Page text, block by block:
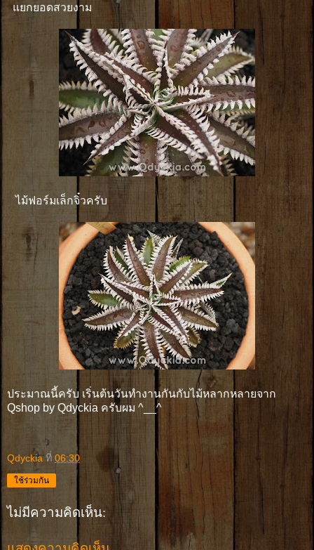
แยกยอดสวยงาม
ไม้ฟอร์มเล็กจิ๋วครับ
ประมาณนี้ครับ เริ่นต้นวันทำงานกันกับไม้หลากหลายจาก
Qshop by Qdyckia ครับผม ^__^
Qdyckia ที่ 06:30
ใช้ร่วมกัน
ไม่มีความคิดเห็น: